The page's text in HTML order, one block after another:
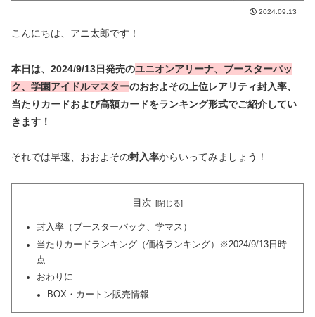
2024.09.13
こんにちは、アニ太郎です！
本日は、2024/9/13日発売のユニオンアリーナ、ブースターパッ
ク、学園アイドルマスターのおおよその上位レアリティ封入率、
当たりカードおよび高額カードをランキング形式でご紹介してい
きます！
それでは早速、おおよその封入率からいってみましょう！
目次
封入率（ブースターパック、学マス）
当たりカードランキング（価格ランキング）※2024/9/13日時
点
おわりに
BOX・カートン販売情報